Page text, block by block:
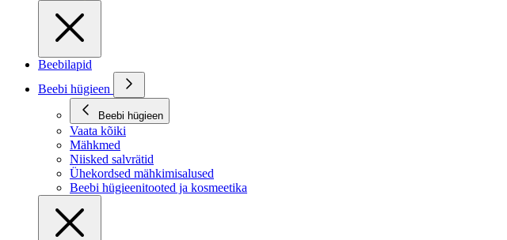
Beebilapid
Beebi hügieen
Beebi hügieen
Vaata kõiki
Mähkmed
Niisked salvrätid
Ühekordsed mähkimisalused
Beebi hügieenitooted ja kosmeetika